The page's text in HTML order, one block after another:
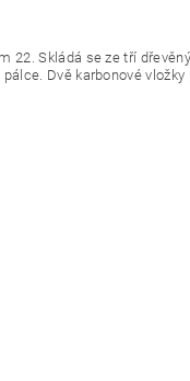
22. Skládá se ze tří
Dvě karbonové